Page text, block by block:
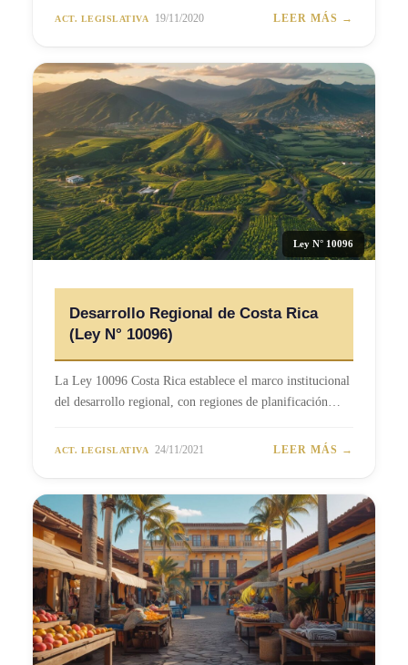
ACT. LEGISLATIVA 19/11/2020 LEER MÁS →
Ley N° 10096
Desarrollo Regional de Costa Rica
(Ley N° 10096)
La Ley 10096 Costa Rica establece el marco institucional
del desarrollo regional, con regiones de planificación…
ACT. LEGISLATIVA 24/11/2021 LEER MÁS →